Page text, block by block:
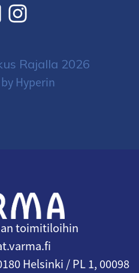
Rajalla 2026
Hyperin
toimitiloihin
Helsinki / PL 1, 00098